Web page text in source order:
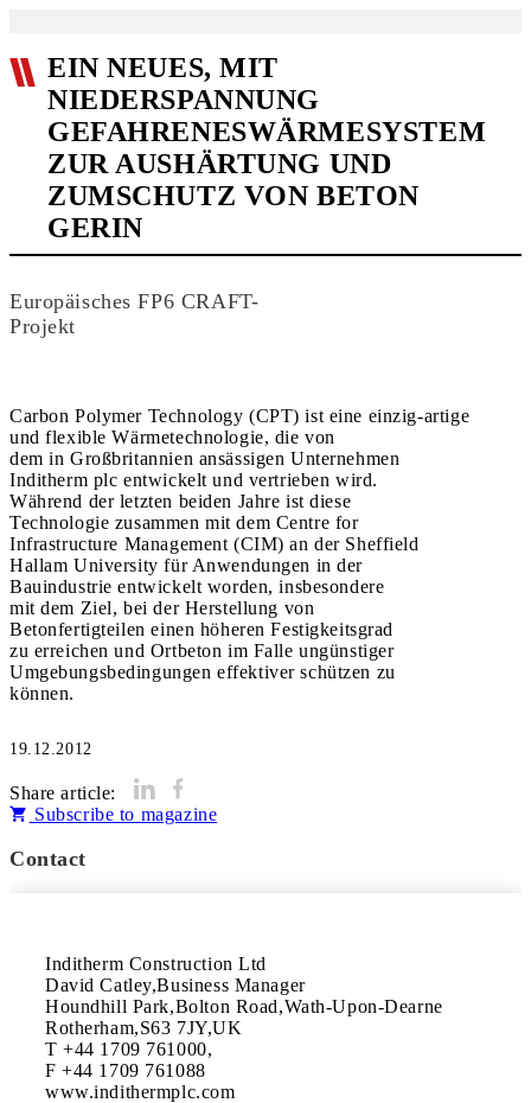
EIN NEUES, MIT
NIEDERSPANNUNG
GEFAHRENESWÄRMESYSTEM
ZUR AUSHÄRTUNG UND
ZUMSCHUTZ VON BETON
GERIN
Europäisches FP6 CRAFT-
Projekt
Carbon Polymer Technology (CPT) ist eine einzig-artige
und flexible Wärmetechnologie, die von
dem in Großbritannien ansässigen Unternehmen
Inditherm plc entwickelt und vertrieben wird.
Während der letzten beiden Jahre ist diese
Technologie zusammen mit dem Centre for
Infrastructure Management (CIM) an der Sheffield
Hallam University für Anwendungen in der
Bauindustrie entwickelt worden, insbesondere
mit dem Ziel, bei der Herstellung von
Betonfertigteilen einen höheren Festigkeitsgrad
zu erreichen und Ortbeton im Falle ungünstiger
Umgebungsbedingungen effektiver schützen zu
können.
19.12.2012
Share article:
Subscribe to magazine
Contact
Inditherm Construction Ltd
David Catley,Business Manager
Houndhill Park,Bolton Road,Wath-Upon-Dearne
Rotherham,S63 7JY,UK
T +44 1709 761000,
F +44 1709 761088
www.indithermplc.com